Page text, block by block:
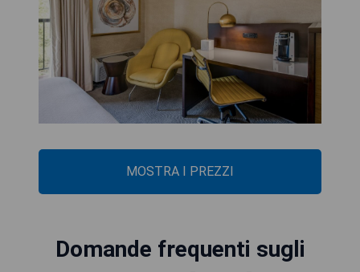
MOSTRA I PREZZI
Domande frequenti sugli